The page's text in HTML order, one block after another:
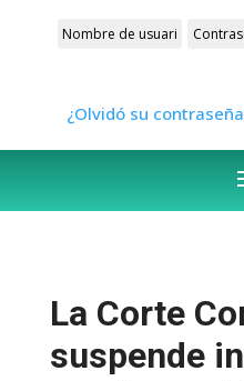
¿Olvidó su
La Corte
suspende